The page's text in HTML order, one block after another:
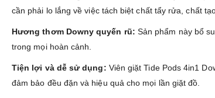
cần phải lo lắng về việc tách biệt chất tẩy rửa, chất
Hương thơm Downy quyến rũ: Sản phẩm này bổ
trong mọi hoàn cảnh.
Tiện lợi và dễ sử dụng: Viên giặt Tide Pods 4in1
đảm bảo đều đặn và hiệu quả cho mọi lần giặt đồ.